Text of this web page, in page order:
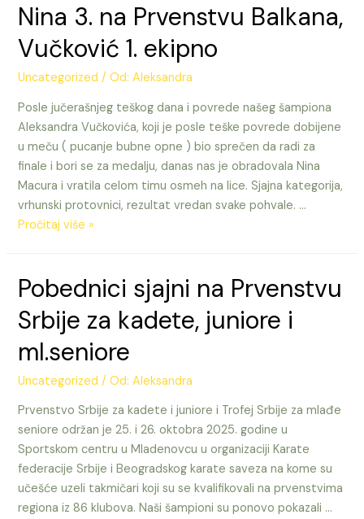
NAJUSPEŠNIJI
BEOGRADSKOG
KARATE
ZA
2025.GODINU
Nina 3. na Prvenstvu Balkana,
Vučković 1. ekipno
Uncategorized / Od: Aleksandra
Posle jučerašnjeg teškog dana i povrede našeg šampiona
Aleksandra Vučkovića, koji je posle teške povrede dobijene
u meču ( pucanje bubne opne ) bio sprečen da radi za
finale i bori se za medalju, danas nas je obradovala Nina
Macura i vratila celom timu osmeh na lice. Sjajna kategorija,
vrhunski protovnici, rezultat vredan svake pohvale. …
Nina
Prvenstvu
Balkana,
Vučković
ekipno
Pročitaj više »
Pobednici sjajni na Prvenstvu
Srbije za kadete, juniore i
ml.seniore
Uncategorized / Od: Aleksandra
Prvenstvo Srbije za kadete i juniore i Trofej Srbije za mlađe
seniore održan je 25. i 26. oktobra 2025. godine u
Sportskom centru u Mladenovcu u organizaciji Karate
federacije Srbije i Beogradskog karate saveza na kome su
učešće uzeli takmičari koji su se kvalifikovali na prvenstvima
regiona iz 86 klubova. Naši šampioni su ponovo pokazali …